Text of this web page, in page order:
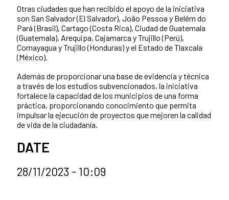
Otras ciudades que han recibido el apoyo de la iniciativa
son San Salvador (El Salvador), João Pessoa y Belém do
Pará (Brasil), Cartago (Costa Rica), Ciudad de Guatemala
(Guatemala), Arequipa, Cajamarca y Trujillo (Perú),
Comayagua y Trujillo (Honduras) y el Estado de Tlaxcala
(México).
Además de proporcionar una base de evidencia y técnica
a través de los estudios subvencionados, la iniciativa
fortalece la capacidad de los municipios de una forma
práctica, proporcionando conocimiento que permita
impulsar la ejecución de proyectos que mejoren la calidad
de vida de la ciudadanía.
DATE
28/11/2023 - 10:09